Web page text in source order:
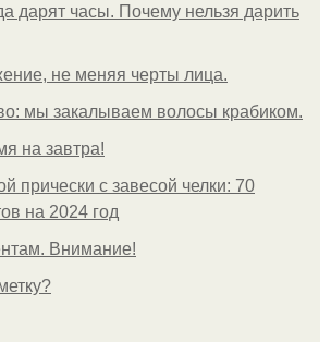
дарят часы. Почему нельзя дарить
не меняя черты лица.
мы закалываем волосы крабиком.
на завтра!
прически с завесой челки: 70
на 2024 год
Внимание!